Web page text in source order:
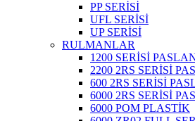
PP SERİSİ
UFL SERİSİ
UP SERİSİ
RULMANLAR
1200 SERİSİ
2200 2RS SERİSİ
600 2RS SERİSİ
6000 2RS SERİSİ
6000 POM PLASTİK